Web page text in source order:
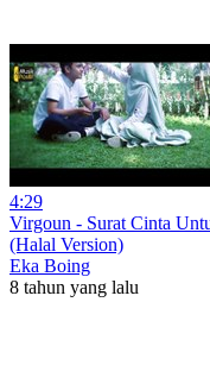
4:29
Virgoun - Surat Cinta
(Halal Version)
Eka Boing
8 tahun yang lalu